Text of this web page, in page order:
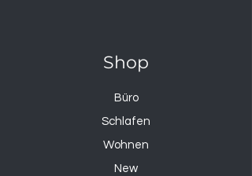
Shop
Büro
Schlafen
Wohnen
New